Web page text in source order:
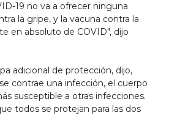
19 no va a ofrecer ninguna
la gripe, y la vacuna contra la
en absoluto de COVID", dijo
adicional de protección, dijo,
contrae una infección, el cuerpo
susceptible a otras infecciones.
todos se protejan para las dos